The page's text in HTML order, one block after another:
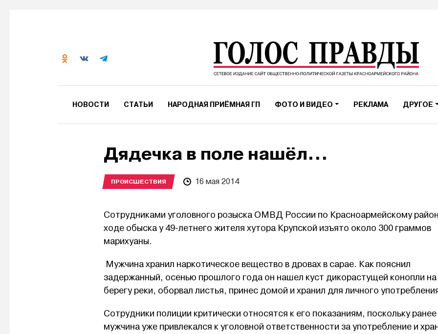
НОВОСТИ СТАТЬИ НАРОДНАЯ ПРИЁМНАЯ ГП ФОТО И ВИДЕО РЕКЛАМА ДРУГОЕ
Дядечка в поле нашёл…
ПРОИСШЕСТВИЯ 16 мая 2014
Сотрудниками уголовного розыска ОМВД России по Красноармейскому
ходе обыска у 49-летнего жителя хутора Крупской изъято около 300 граммов
марихуаны.
Мужчина хранил наркотическое вещество в дровах в сарае. Как пояснил
задержанный, осенью прошлого года он нашел куст дикорастущей конопли на
берегу реки, оборвал листья, принес домой и хранил для личного
Сотрудники полиции критически относятся к его показаниям, поскольку ранее
мужчина уже привлекался к уголовной ответственности за употребление и